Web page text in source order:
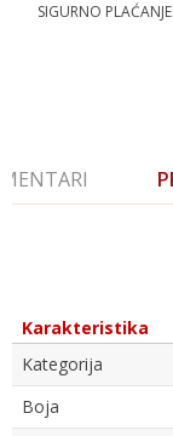
SIGURNO PLAĆANJE
Karakteristika
Kategorija
Boja